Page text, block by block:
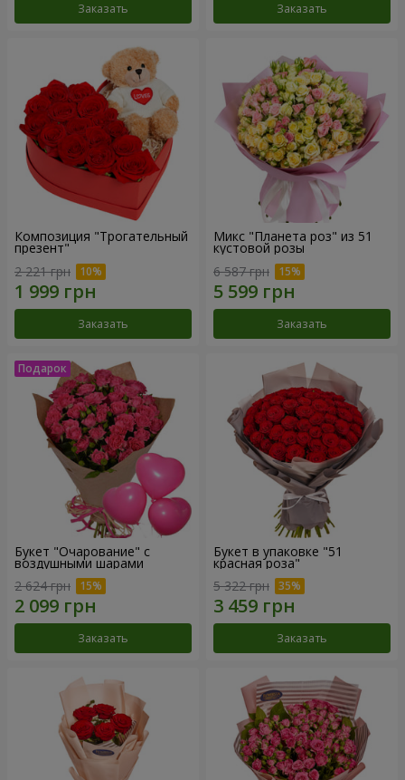
Заказать Заказать
Композиция "Трогательный
презент"
2 221 грн
Заказать
Микс "Планета роз" из 51
кустовой розы
6 587 грн
Заказать
Букет "Очарование" с
воздушными шарами
2 624 грн
Заказать
Букет в упаковке "51
красная роза"
5 322 грн
Заказать